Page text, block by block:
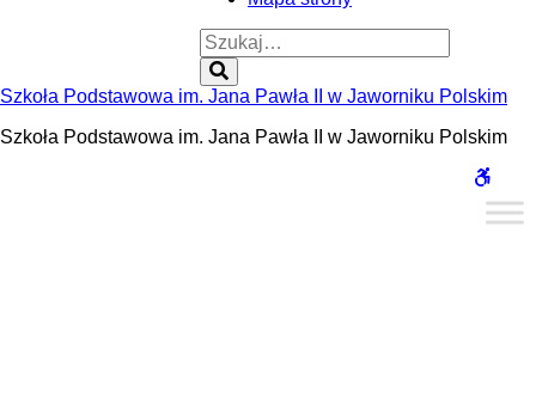
Szukaj:
Szkoła Podstawowa im. Jana Pawła II w Jaworniku Polskim
Szkoła Podstawowa im. Jana Pawła II w Jaworniku Polskim